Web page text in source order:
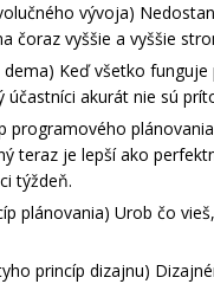
vývoja)
čoraz vyššie a vyššie
dema) Keď všetko funguje
účastníci akurát nie sú
programového
teraz je lepší ako
týždeň.
plánovania) Urob čo
princíp dizajnu)